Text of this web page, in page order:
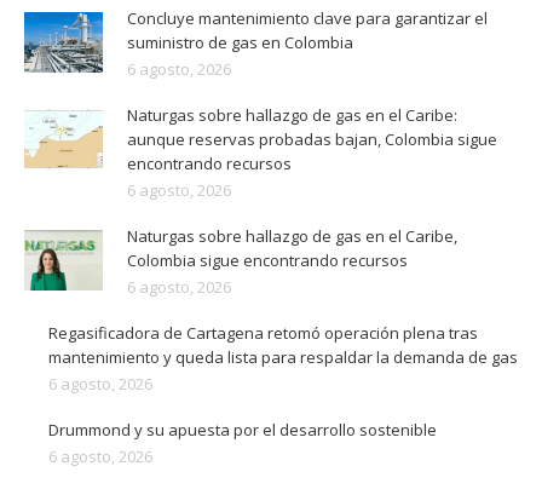
Concluye mantenimiento clave para garantizar el
suministro de gas en Colombia
6 agosto, 2026
Naturgas sobre hallazgo de gas en el Caribe:
aunque reservas probadas bajan, Colombia sigue
encontrando recursos
6 agosto, 2026
Naturgas sobre hallazgo de gas en el Caribe,
Colombia sigue encontrando recursos
6 agosto, 2026
Regasificadora de Cartagena retomó operación plena tras
mantenimiento y queda lista para respaldar la demanda de gas
6 agosto, 2026
Drummond y su apuesta por el desarrollo sostenible
6 agosto, 2026